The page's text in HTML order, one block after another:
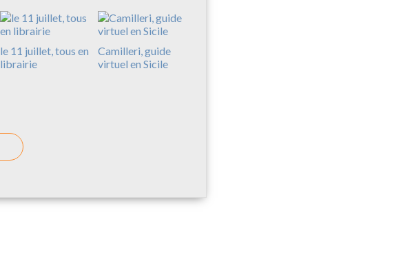
le 11 juillet, tous en
librairie
Camilleri, guide
virtuel en Sicile